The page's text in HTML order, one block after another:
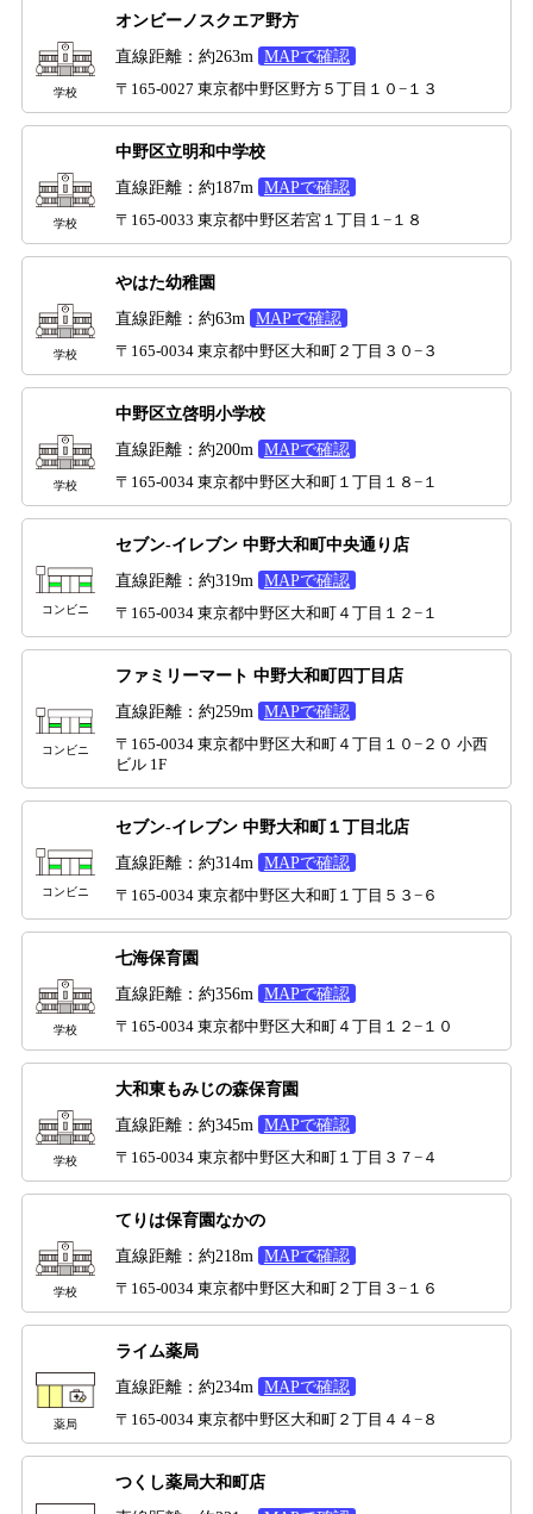
学校
オンビーノスクエア野方
直線距離：約263m
MAPで確認
〒165-0027 東京都中野区野方５丁目１０−１３
学校
中野区立明和中学校
直線距離：約187m
MAPで確認
〒165-0033 東京都中野区若宮１丁目１−１８
学校
やはた幼稚園
直線距離：約63m
MAPで確認
〒165-0034 東京都中野区大和町２丁目３０−３
学校
中野区立啓明小学校
直線距離：約200m
MAPで確認
〒165-0034 東京都中野区大和町１丁目１８−１
コンビニ
セブン-イレブン 中野大和町中央通り店
直線距離：約319m
MAPで確認
〒165-0034 東京都中野区大和町４丁目１２−１
コンビニ
ファミリーマート 中野大和町四丁目店
直線距離：約259m
MAPで確認
〒165-0034 東京都中野区大和町４丁目１０−２０ 小西
ビル 1F
コンビニ
セブン-イレブン 中野大和町１丁目北店
直線距離：約314m
MAPで確認
〒165-0034 東京都中野区大和町１丁目５３−６
学校
七海保育園
直線距離：約356m
MAPで確認
〒165-0034 東京都中野区大和町４丁目１２−１０
学校
大和東もみじの森保育園
直線距離：約345m
MAPで確認
〒165-0034 東京都中野区大和町１丁目３７−４
学校
てりは保育園なかの
直線距離：約218m
MAPで確認
〒165-0034 東京都中野区大和町２丁目３−１６
薬局
ライム薬局
直線距離：約234m
MAPで確認
〒165-0034 東京都中野区大和町２丁目４４−８
つくし薬局大和町店